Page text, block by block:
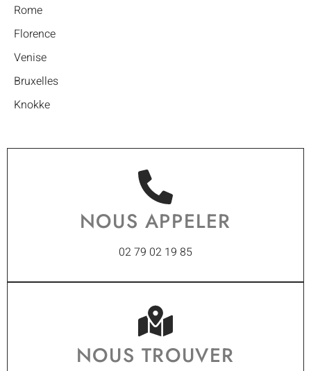
Rome
Florence
Venise
Bruxelles
Knokke
NOUS APPELER
02 79 02 19 85
NOUS TROUVER